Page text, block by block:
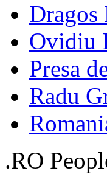
Dragos
Ovidiu
Presa
Radu
.RO